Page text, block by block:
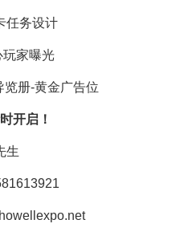
任务设计
玩家曝光
览册-黄金广告位
开启！
生